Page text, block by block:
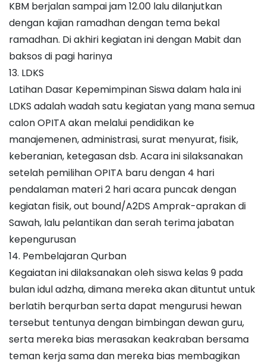
KBM berjalan sampai jam 12.00 lalu dilanjutkan
dengan kajian ramadhan dengan tema bekal
ramadhan. Di akhiri kegiatan ini dengan Mabit dan
baksos di pagi harinya
13. LDKS
Latihan Dasar Kepemimpinan Siswa dalam hala ini
LDKS adalah wadah satu kegiatan yang mana semua
calon OPITA akan melalui pendidikan ke
manajemenen, administrasi, surat menyurat, fisik,
keberanian, ketegasan dsb. Acara ini silaksanakan
setelah pemilihan OPITA baru dengan 4 hari
pendalaman materi 2 hari acara puncak dengan
kegiatan fisik, out bound/A2DS Amprak-aprakan di
Sawah, lalu pelantikan dan serah terima jabatan
kepengurusan
14. Pembelajaran Qurban
Kegaiatan ini dilaksanakan oleh siswa kelas 9 pada
bulan idul adzha, dimana mereka akan dituntut untuk
berlatih berqurban serta dapat mengurusi hewan
tersebut tentunya dengan bimbingan dewan guru,
serta mereka bias merasakan keakraban bersama
teman kerja sama dan mereka bias membagikan